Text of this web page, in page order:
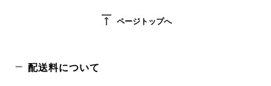
vertical_align_top ページトップへ
配送料について